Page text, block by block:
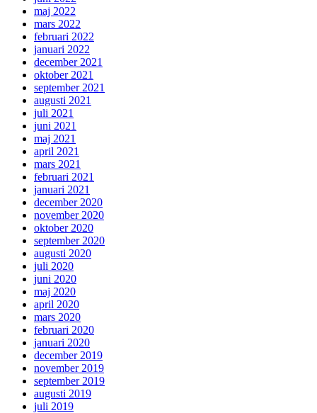
maj 2022
mars 2022
februari 2022
januari 2022
december 2021
oktober 2021
september 2021
augusti 2021
juli 2021
juni 2021
maj 2021
april 2021
mars 2021
februari 2021
januari 2021
december 2020
november 2020
oktober 2020
september 2020
augusti 2020
juli 2020
juni 2020
maj 2020
april 2020
mars 2020
februari 2020
januari 2020
december 2019
november 2019
september 2019
augusti 2019
juli 2019